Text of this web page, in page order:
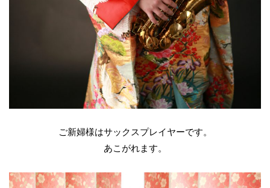
ご新婦様はサックスプレイヤーです。
あこがれます。